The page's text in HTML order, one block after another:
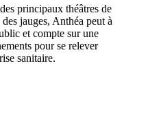
principaux théâtres de
jauges, Anthéa peut à
et compte sur une
pour se relever
sanitaire.